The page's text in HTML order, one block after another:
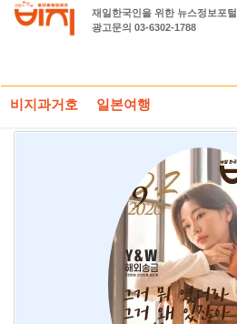
재일한국인을 위한 뉴스정보포털
광고문의 03-6302-1788
비지과거호 일본여행
HOME 월간비지 2020년 9월호 발행본